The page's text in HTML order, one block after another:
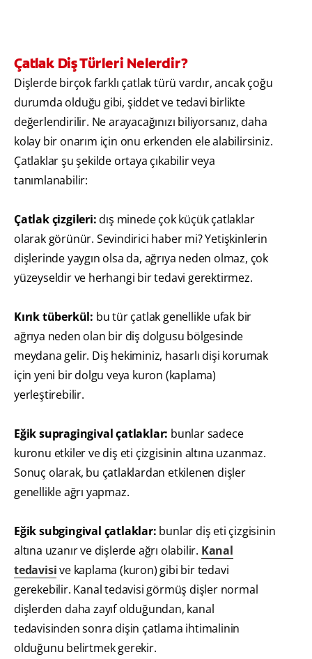
Çatlak Diş Türleri Nelerdir?
Dişlerde birçok farklı çatlak türü vardır, ancak çoğu
durumda olduğu gibi, şiddet ve tedavi birlikte
değerlendirilir. Ne arayacağınızı biliyorsanız, daha
kolay bir onarım için onu erkenden ele alabilirsiniz.
Çatlaklar şu şekilde ortaya çıkabilir veya
tanımlanabilir:
Çatlak çizgileri:dış minede çok küçük çatlaklar
olarak görünür. Sevindirici haber mi? Yetişkinlerin
dişlerinde yaygın olsa da, ağrıya neden olmaz, çok
yüzeyseldir ve herhangi bir tedavi gerektirmez.
Kırık tüberkül: bu tür çatlak genellikle ufak bir
ağrıya neden olan bir diş dolgusu bölgesinde
meydana gelir. Diş hekiminiz, hasarlı dişi korumak
için yeni bir dolgu veya kuron (kaplama)
yerleştirebilir.
Eğik supragingival çatlaklar: bunlar sadece
kuronu etkiler ve diş eti çizgisinin altına uzanmaz.
Sonuç olarak, bu çatlaklardan etkilenen dişler
genellikle ağrı yapmaz.
Eğik subgingival çatlaklar: bunlar diş eti çizgisinin
altına uzanır ve dişlerde ağrı olabilir. Kanal
tedavisive kaplama (kuron) gibi bir tedavi
gerekebilir. Kanal tedavisi görmüş dişler normal
dişlerden daha zayıf olduğundan, kanal
tedavisinden sonra dişin çatlama ihtimalinin
olduğunu belirtmek gerekir.